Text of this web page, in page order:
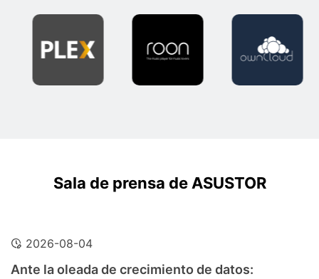
Sala de prensa de ASUSTOR
2026-08-04
Ante la oleada de crecimiento de datos: